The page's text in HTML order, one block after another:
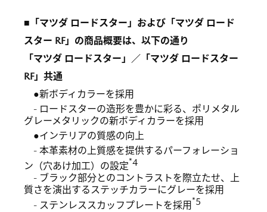
■「マツダ ロードスター」および「マツダ ロード
スター RF」の商品概要は、以下の通り
「マツダ ロードスター」／「マツダ ロードスター
RF」共通
●新ボディカラーを採用
- ロードスターの造形を豊かに彩る、ポリメタル
グレーメタリックの新ボディカラーを採用
●インテリアの質感の向上
- 本革素材の上質感を提供するパーフォレーショ
ン（穴あけ加工）の設定*4
- ブラック部分とのコントラストを際立たせ、上
質さを演出するステッチカラーにグレーを採用
- ステンレススカッフプレートを採用 *5